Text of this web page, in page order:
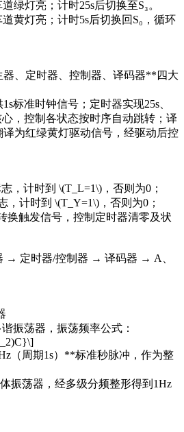
绿灯亮；计时25s后切换至S₃。
黄灯亮；计时5s后切换回S₀，循环
、定时器、控制器、译码器**四大
标准时钟信号；定时器实现25s、
，控制各状态按时序自动跳转；译
为红绿黄灯驱动信号，经驱动后控
，计时到 \(T_L=1\)，否则为0；
，计时到 \(T_Y=1\)，否则为0；
换触发信号，控制定时器清零及状
→ 定时器/控制器 → 译码器 → A、
振荡器，振荡频率公式：
（周期1s）**标准秒脉冲，作为整
振荡器，经多级分频整形得到1Hz